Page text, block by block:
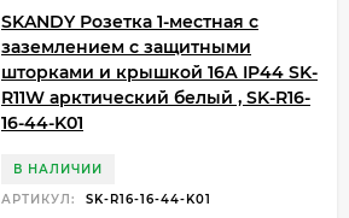
SKANDY Розетка 1-местная с
заземлением с защитными
шторками и крышкой 16А IP44 SK-
R11W арктический белый , SK-R16-
16-44-K01
В НАЛИЧИИ
АРТИКУЛ:
SK-R16-16-44-K01